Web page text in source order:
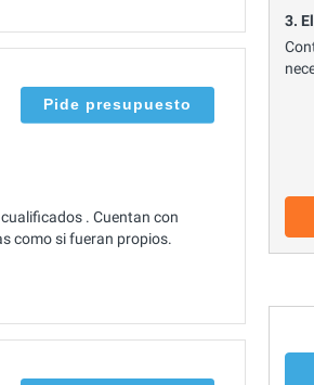
Pide presupuesto
. Cuentan con
como si fueran propios.
3.